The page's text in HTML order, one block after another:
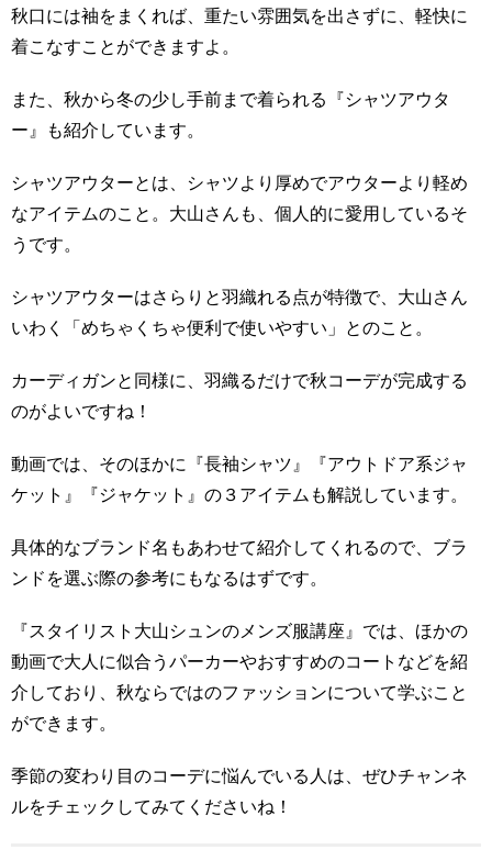
秋口には袖をまくれば、重たい雰囲気を出さずに、軽快に
着こなすことができますよ。
また、秋から冬の少し手前まで着られる『シャツアウタ
ー』も紹介しています。
シャツアウターとは、シャツより厚めでアウターより軽め
なアイテムのこと。大山さんも、個人的に愛用しているそ
うです。
シャツアウターはさらりと羽織れる点が特徴で、大山さん
いわく「めちゃくちゃ便利で使いやすい」とのこと。
カーディガンと同様に、羽織るだけで秋コーデが完成する
のがよいですね！
動画では、そのほかに『長袖シャツ』『アウトドア系ジャ
ケット』『ジャケット』の３アイテムも解説しています。
具体的なブランド名もあわせて紹介してくれるので、ブラ
ンドを選ぶ際の参考にもなるはずです。
『スタイリスト大山シュンのメンズ服講座』では、ほかの
動画で大人に似合うパーカーやおすすめのコートなどを紹
介しており、秋ならではのファッションについて学ぶこと
ができます。
季節の変わり目のコーデに悩んでいる人は、ぜひチャンネ
ルをチェックしてみてくださいね！